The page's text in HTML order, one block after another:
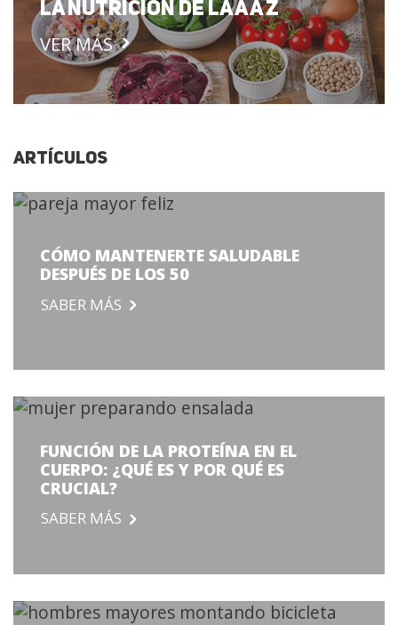
LA NUTRICIÓN DE LA A A Z
VER MÁS
ARTÍCULOS
CÓMO MANTENERTE SALUDABLE
DESPUÉS DE LOS 50
SABER MÁS
FUNCIÓN DE LA PROTEÍNA EN EL
CUERPO: ¿QUÉ ES Y POR QUÉ ES
CRUCIAL?
SABER MÁS